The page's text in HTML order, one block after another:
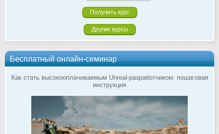
Другие курсы
Бесплатный онлайн-семинар
Как стать высокооплачиваемым Unreal-разработчиком: пошаговая
инструкция